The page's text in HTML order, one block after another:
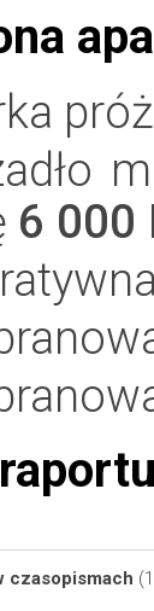
6 000
czasopismach